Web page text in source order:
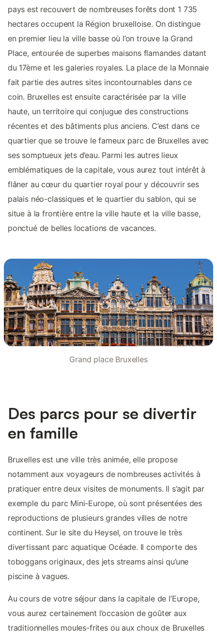
pays est recouvert de nombreuses forêts dont 1 735
hectares occupent la Région bruxelloise. On distingue
en premier lieu la ville basse où l’on trouve la Grand
Place, entourée de superbes maisons flamandes datant
du 17ème et les galeries royales. La place de la Monnaie
fait partie des autres sites incontournables dans ce
coin. Bruxelles est ensuite caractérisée par la ville
haute, un territoire qui conjugue des constructions
récentes et des bâtiments plus anciens. C’est dans ce
quartier que se trouve le fameux parc de Bruxelles avec
ses somptueux jets d’eau. Parmi les autres lieux
emblématiques de la capitale, vous aurez tout intérêt à
flâner au cœur du quartier royal pour y découvrir ses
palais néo-classiques et le quartier du sablon, qui se
situe à la frontière entre la ville haute et la ville basse,
ponctué de belles locations de vacances.
Grand place Bruxelles
Des parcs pour se divertir
en famille
Bruxelles est une ville très animée, elle propose
notamment aux voyageurs de nombreuses activités à
pratiquer entre deux visites de monuments. Il s’agit par
exemple du parc Mini-Europe, où sont présentées des
reproductions de plusieurs grandes villes de notre
continent. Sur le site du Heysel, on trouve le très
divertissant parc aquatique Océade. Il comporte des
toboggans originaux, des jets streams ainsi qu’une
piscine à vagues.
Au cours de votre séjour dans la capitale de l’Europe,
vous aurez certainement l’occasion de goûter aux
traditionnelles moules-frites ou aux choux de Bruxelles